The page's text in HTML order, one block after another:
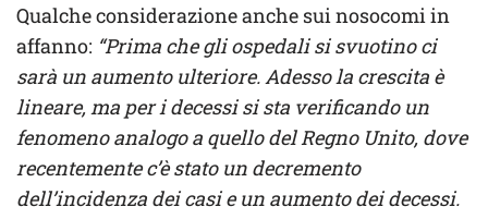
Qualche considerazione anche sui nosocomi in
affanno: “Prima che gli ospedali si svuotino ci
sarà un aumento ulteriore. Adesso la crescita è
lineare, ma per i decessi si sta verificando un
fenomeno analogo a quello del Regno Unito, dove
recentemente c’è stato un decremento
dell’incidenza dei casi e un aumento dei decessi.